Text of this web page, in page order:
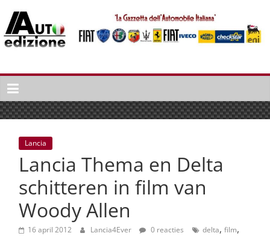
naar
inhoud
Auto
Edizione
La
Gazetta
dell'Automobile
Italiana
autonieuws
lifestyle
Lancia
Lancia Thema en Delta
schitteren in film van
Woody Allen
16 april 2012 Lancia4Ever 0 reacties delta, film,